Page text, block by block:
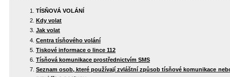
TÍSŇOVÁ VOLÁNÍ
Kdy volat
Jak volat
Centra tísňového volání
Tiskové informace o lince 112
Tísňová komunikace prostřednictvím SMS
Seznam osob, které používají zvláštní způsob tísňové komunikace